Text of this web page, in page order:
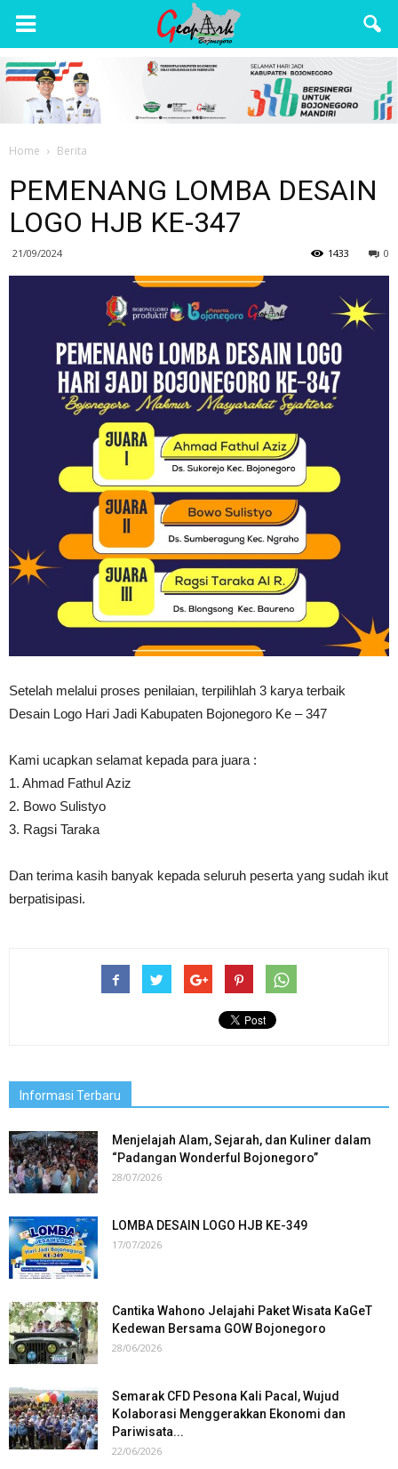
Wisata
Bojonegoro
Home Berita
PEMENANG LOMBA DESAIN
LOGO HJB KE-347
21/09/2024 0
1433
Setelah melalui proses penilaian, terpilihlah 3 karya terbaik
Desain Logo Hari Jadi Kabupaten Bojonegoro Ke – 347
Kami ucapkan selamat kepada para juara :
1. Ahmad Fathul Aziz
2. Bowo Sulistyo
3. Ragsi Taraka
Dan terima kasih banyak kepada seluruh peserta yang sudah ikut
berpatisipasi.
Informasi Terbaru
Menjelajah Alam, Sejarah, dan Kuliner dalam
“Padangan Wonderful Bojonegoro”
28/07/2026
LOMBA DESAIN LOGO HJB KE-349
17/07/2026
Cantika Wahono Jelajahi Paket Wisata KaGeT
Kedewan Bersama GOW Bojonegoro
28/06/2026
Semarak CFD Pesona Kali Pacal, Wujud
Kolaborasi Menggerakkan Ekonomi dan
Pariwisata...
22/06/2026